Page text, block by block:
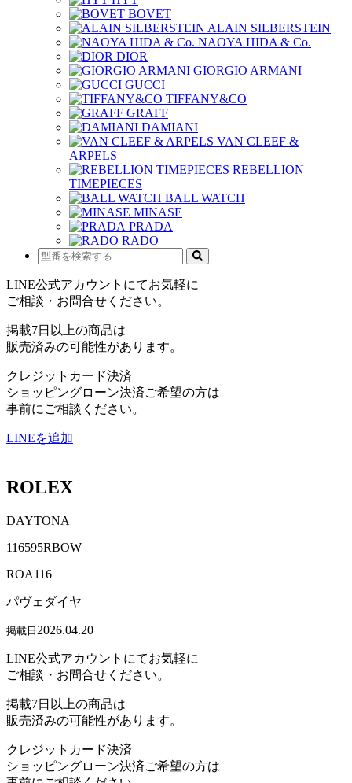
BOVET
ALAIN SILBERSTEIN
NAOYA HIDA & Co.
DIOR
GIORGIO ARMANI
GUCCI
TIFFANY&CO
GRAFF
DAMIANI
VAN CLEEF &
ARPELS
REBELLION
TIMEPIECES
BALL WATCH
MINASE
PRADA
RADO
LINE公式アカウントにてお気軽に
ご相談・お問合せください。
掲載7日以上の商品は
販売済みの可能性があります。
クレジットカード決済
ショッピングローン決済ご希望の方は
事前にご相談ください。
LINEを追加
ROLEX
DAYTONA
116595RBOW
ROA116
パヴェダイヤ
掲載日 2026.04.20
LINE公式アカウントにてお気軽に
ご相談・お問合せください。
掲載7日以上の商品は
販売済みの可能性があります。
クレジットカード決済
ショッピングローン決済ご希望の方は